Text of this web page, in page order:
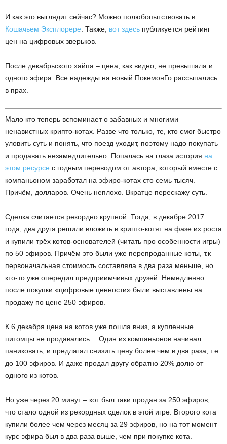
И как это выглядит сейчас? Можно полюбопытствовать в
Кошачьем Эксплорере. Также, вот здесь публикуется рейтинг
цен на цифровых зверьков.
После декабрьского хайпа – цена, как видно, не превышала и
одного эфира. Все надежды на новый ПокемонГо рассыпались
в прах.
Мало кто теперь вспоминает о забавных и многими
ненавистных крипто-котах. Разве что только, те, кто смог быстро
уловить суть и понять, что поезд уходит, поэтому надо покупать
и продавать незамедлительно. Попалась на глаза история на
этом ресурсе с годным переводом от автора, который вместе с
компаньоном заработал на эфиро-котах сто семь тысяч.
Причём, долларов. Очень неплохо. Вкратце перескажу суть.
Сделка считается рекордно крупной. Тогда, в декабре 2017
года, два друга решили вложить в крипто-котят на фазе их роста
и купили трёх котов-основателей (читать про особенности игры)
по 50 эфиров. Причём это были уже перепроданные коты, т.к
первоначальная стоимость составляла в два раза меньше, но
кто-то уже опередил предприимчивых друзей. Немедленно
после покупки «цифровые ценности» были выставлены на
продажу по цене 250 эфиров.
К 6 декабря цена на котов уже пошла вниз, а купленные
питомцы не продавались… Один из компаньонов начинал
паниковать, и предлагал снизить цену более чем в два раза, т.е.
до 100 эфиров. И даже продал другу обратно 20% долю от
одного из котов.
Но уже через 20 минут – кот был таки продан за 250 эфиров,
что стало одной из рекордных сделок в этой игре. Второго кота
купили более чем через месяц за 29 эфиров, но на тот момент
курс эфира был в два раза выше, чем при покупке кота.